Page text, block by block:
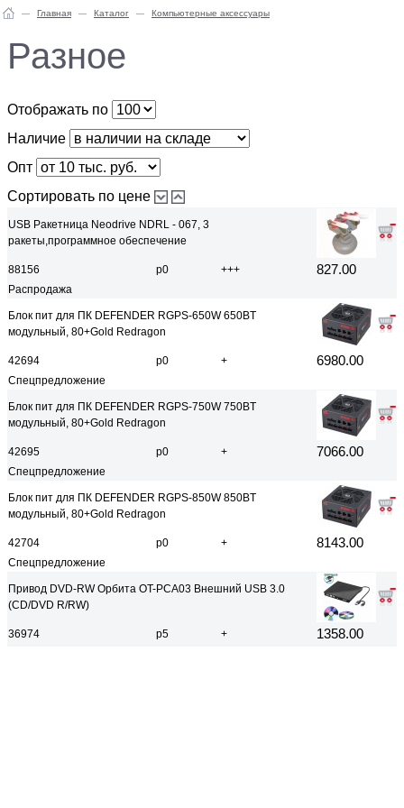
Главная Каталог Компьютерные аксессуары
Разное
Отображать по
Наличие
Опт
Сортировать по цене
USB Ракетница Neodrive NDRL - 067, 3
ракеты,программное обеспечение
88156 р0 +++ 827.00
Распродажа
Блок пит для ПК DEFENDER RGPS-650W 650BT
модульный, 80+Gold Redragon
42694 р0 + 6980.00
Спецпредложение
Блок пит для ПК DEFENDER RGPS-750W 750BT
модульный, 80+Gold Redragon
42695 р0 + 7066.00
Спецпредложение
Блок пит для ПК DEFENDER RGPS-850W 850BT
модульный, 80+Gold Redragon
42704 р0 + 8143.00
Спецпредложение
Привод DVD-RW Орбита OT-PCA03 Внешний USB 3.0
(CD/DVD R/RW)
36974 р5 + 1358.00